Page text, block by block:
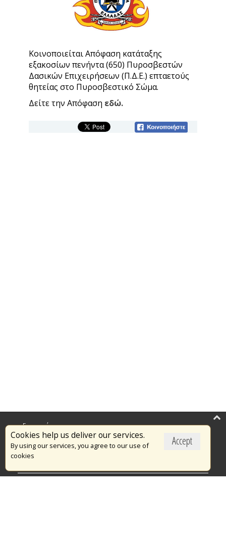
Κοινοποιείται Απόφαση κατάταξης
εξακοσίων πενήντα (650) Πυροσβεστών
Δασικών Επιχειρήσεων (Π.Δ.Ε.) επταετούς
θητείας στο Πυροσβεστικό Σώμα.
Δείτε την Απόφαση εδώ.
Accept
Cookies help us deliver our services.
By using our services, you agree to our use of
cookies
Επικαιρότητα
Το Πυροσβεστικό Σώμα